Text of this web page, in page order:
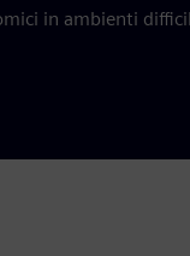
in ambienti